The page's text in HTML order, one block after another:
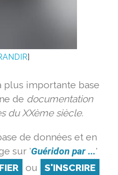
]
plus importante base
de documentation
du XXème siècle.
de données et en
sur 'Guéridon par ...'
ou S'INSCRIRE